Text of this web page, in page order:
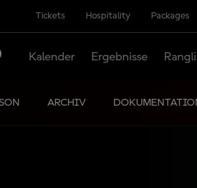
Tickets Hospitality Packages
Kalender Ergebnisse
ARCHIV